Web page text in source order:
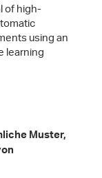
of high-
using an
learning
Muster,